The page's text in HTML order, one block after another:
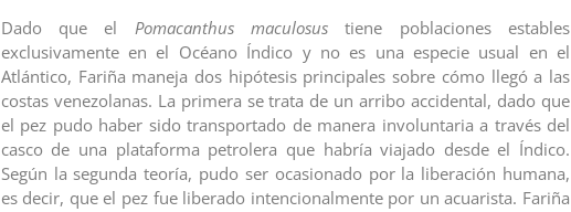
Dado que el Pomacanthus maculosus tiene poblaciones estables
exclusivamente en el Océano Índico y no es una especie usual en el
Atlántico, Fariña maneja dos hipótesis principales sobre cómo llegó a las
costas venezolanas. La primera se trata de un arribo accidental, dado que
el pez pudo haber sido transportado de manera involuntaria a través del
casco de una plataforma petrolera que habría viajado desde el Índico.
Según la segunda teoría, pudo ser ocasionado por la liberación humana,
es decir, que el pez fue liberado intencionalmente por un acuarista. Fariña